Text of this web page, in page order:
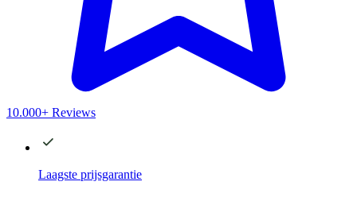
10.000+ Reviews
Laagste prijsgarantie